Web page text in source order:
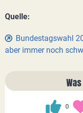
Quelle:
Bundestagswahl
aber immer noch
0